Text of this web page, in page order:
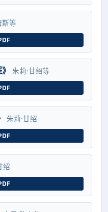
斯等
朱莉·甘绍等
朱莉·甘绍
绍